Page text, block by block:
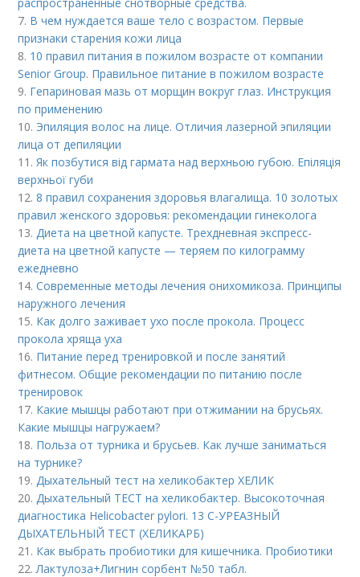
7. В чем нуждается ваше тело с возрастом. Первые
признаки старения кожи лица
8. 10 правил питания в пожилом возрасте от компании
Senior Group. Правильное питание в пожилом возрасте
9. Гепариновая мазь от морщин вокруг глаз. Инструкция
по применению
10. Эпиляция волос на лице. Отличия лазерной эпиляции
лица от депиляции
11. Як позбутися від гармата над верхньою губою. Епіляція
верхньої губи
12.8 правил сохранения здоровья влагалища. 10 золотых
правил женского здоровья: рекомендации гинеколога
13. Диета на цветной капусте. Трехдневная экспресс-
диета на цветной капусте — теряем по килограмму
ежедневно
14.Современные методы лечения онихомикоза. Принципы
наружного лечения
15. Как долго заживает ухо после прокола. Процесс
прокола хряща уха
16. Питание перед тренировкой и после занятий
фитнесом. Общие рекомендации по питанию после
тренировок
17. Какие мышцы работают при отжимании на брусьях.
Какие мышцы нагружаем?
18. Польза от турника и брусьев. Как лучше заниматься
на турнике?
19. Дыхательный тест на хеликобактер ХЕЛИК
20. Дыхательный ТЕСТ на хеликобактер. Высокоточная
диагностика Helicobacter pylori. 13 C-УРЕАЗНЫЙ
ДЫХАТЕЛЬНЫЙ ТЕСТ (ХЕЛИКАРБ)
21. Как выбрать пробиотики для кишечника. Пробиотики
22. Лактулоза+Лигнин сорбент №50 табл.